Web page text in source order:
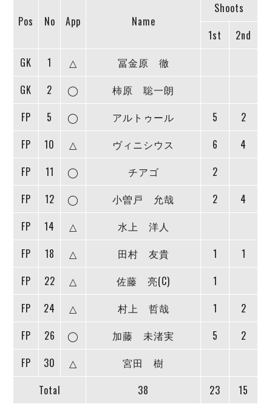
順位表
警告・退場・出場停止選手
個人ランキング｜シュート
個人ランキング｜第2PK
メットライフ生命Ｆリーグカップ 2026
大会概要
アリーナ情報
チケット情報
過去の記録
シュライカー大阪
メットライフ生命Ｆ２リーグ
ヴォスクオーレ仙台
リガーレヴィア葛飾
Y．S．C．C．横浜
ヴィンセドール白山
アグレミーナ浜松
ポルセイド浜田
ミラクルスマイル新居浜
大会概要
クラブライセンス関連
過去の試合記録
ディビジョン2 試合記録
Ｆリーグカップ 試合記録
リーグ統計データ
記念ゴール
担当審判員
選手の通算記録（Ｆ１）
バルドラール浦安
フウガドールすみだ
立川アスレティックFC
湘南ベルマーレ
ボアルース長野
シュライカー大阪
プロジェクト PROJECT
ABeam AWARD
DIVISION 02
FOLLOW US!
Pos No App Name
Shoots
1st
2nd
GK
1 △
冨金原 徹
GK
2 ◯
柿原 聡一朗
FP
5 ◯ アルトゥール 5
2
FP
10 △ ヴィニシウス 6
4
FP
11 ◯ チアゴ
2
FP
12 ◯ 小曽戸 允哉 2
4
FP
14 △
水上 洋人
FP
18 △ 田村 友貴 1
1
FP
22 △ 佐藤 亮(C)
1
FP
24 △ 村上 哲哉 1
2
FP
26 ◯ 加藤 未渚実 5
2
FP
30 △
宮田 樹
Total
38 23 15